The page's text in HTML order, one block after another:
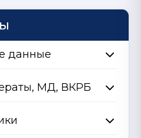
данные
МД, ВКРБ